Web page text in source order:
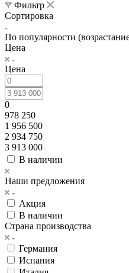
Сортировка
По популярности (возрастание)
Цена
Цена
0
978 250
1 956 500
2 934 750
3 913 000
В наличии
Наши предложения
Акция
Страна производства
Германия